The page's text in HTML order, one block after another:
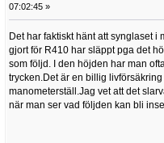
07:02:45 »
Det har faktiskt hänt att synglaset
gjort för R410 har släppt pga det
som följd. I den höjden har man
trycken.Det är en billig
manometerställ.Jag vet att det
när man ser vad följden kan bli